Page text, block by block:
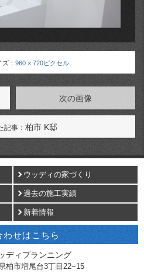
： 960 × 720ピクセル
次の画像
記事： 柏市 K邸
ウッディの家づくり
過去の施工実績
新着情報
わせはこちら
ディプランニング
柏市増尾台3丁目22−15